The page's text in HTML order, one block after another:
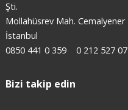
Şti.
Mollahüsrev Mah.
İstanbul
0850 441 0 359
0 212 527
Bizi takip edin